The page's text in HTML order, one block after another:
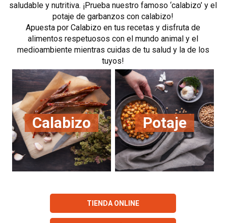
saludable y nutritiva. ¡Prueba nuestro famoso ‘calabizo’ y el
potaje de garbanzos con calabizo!
Apuesta por Calabizo en tus recetas y disfruta de
alimentos respetuosos con el mundo animal y el
medioambiente mientras cuidas de tu salud y la de los
tuyos!
Calabizo Potaje
TIENDA ONLINE